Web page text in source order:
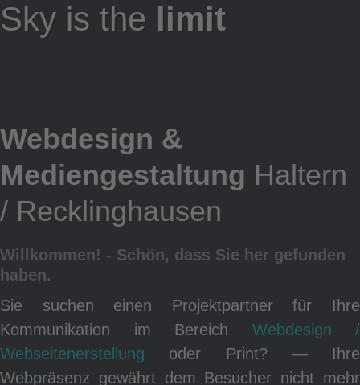
Sky is the limit
Webdesign &
Mediengestaltung Haltern
/ Recklinghausen
Willkommen! - Schön, dass Sie her gefunden
haben.
Sie suchen einen Projektpartner für Ihre
Kommunikation im Bereich Webdesign /
Webseitenerstellung oder Print? ― Ihre
Webpräsenz gewährt dem Besucher nicht mehr